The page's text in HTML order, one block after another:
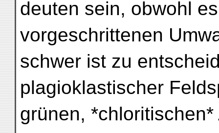
deuten sein, obwohl
vorgeschrittenen
schwer ist zu
plagioklastischer
grünen,